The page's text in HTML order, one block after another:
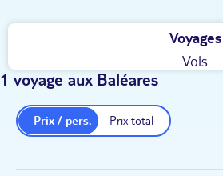
Baléares TUI
Voyages
Vols
1 voyage aux Baléares
Prix total
Prix / pers.